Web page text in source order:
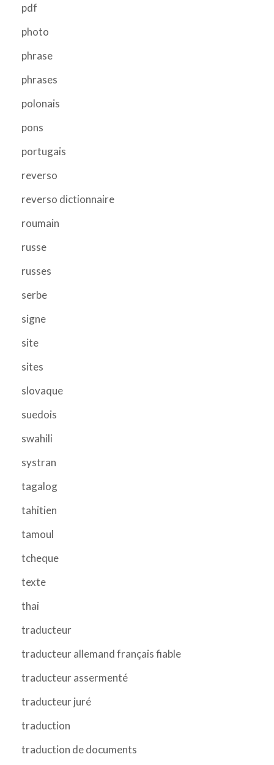
pdf
photo
phrase
phrases
polonais
pons
portugais
reverso
reverso dictionnaire
roumain
russe
russes
serbe
signe
site
sites
slovaque
suedois
swahili
systran
tagalog
tahitien
tamoul
tcheque
texte
thai
traducteur
traducteur allemand français fiable
traducteur assermenté
traducteur juré
traduction
traduction de documents